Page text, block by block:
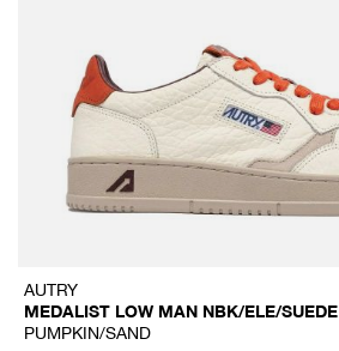
AUTRY
MEDALIST LOW MAN NBK/ELE/SUEDE
PUMPKIN/SAND